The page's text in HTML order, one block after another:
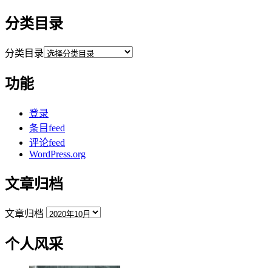
分类目录
分类目录
功能
登录
条目feed
评论feed
WordPress.org
文章归档
文章归档
个人风采